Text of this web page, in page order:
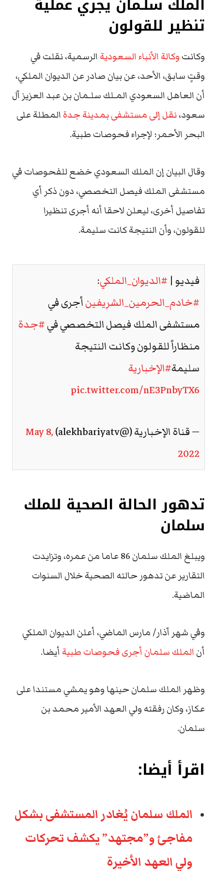
تنظير للقولون
وكانتوكالة الأنباء السعوديةالرسمية، نقلت في
وقتٍ سابق، الأحد، عن بيان صادر عن الديوان الملكي،
أن العاهل السعودي المـلك سلـمان بن عبد العزيز آل
سعود،نقل إلى مستشفى بمدينة جدةالمطلة على
البحر الأحمر؛ لإجراء فحوصات طبية.
وقال البيان إن الملك السعودي خضع للفحوصات في
مستشفى الملك فيصل التخصصي، دون ذكر أي
تفاصيل أخرى، ليعلن لاحقا أنه أجرى تنظيرا
للقولون، وأن النتيجة كانت سليمة.
فيديو | #الديوان_الملكي:
#خادم_الحرمين_الشريفينأجرى في
مستشفى الملك فيصل التخصصي في#جدة
منظاراً للقولون وكانت النتيجة
سليمة#الإخبارية
pic.twitter.com/nE3PnbyTX6
— قناة الإخبارية (@alekhbariyatv)
May 8,
2022
تدهور الحالة الصحية للملك
سلمان
ويبلغ الملك سلمان 86 عاما من عمره، وتزايدت
التقارير عن تدهور حالته الصحية خلال السنوات
الماضية.
وفي شهر آذار/ مارس الماضي، أعلن الديوان الملكي
أنالملك سلمان أجرى فحوصات طبيةأيضا.
وظهر الملك سلمان حينها وهو يمشي مستندا على
عكاز، وكان رفقته ولي العهد الأمير محمد بن
سلمان.
اقرأ أيضا:
الملك سلمان يُغادر المستشفى بشكل
مفاجئ و”مجتهد” يكشف تحركات
ولي العهد الأخيرة